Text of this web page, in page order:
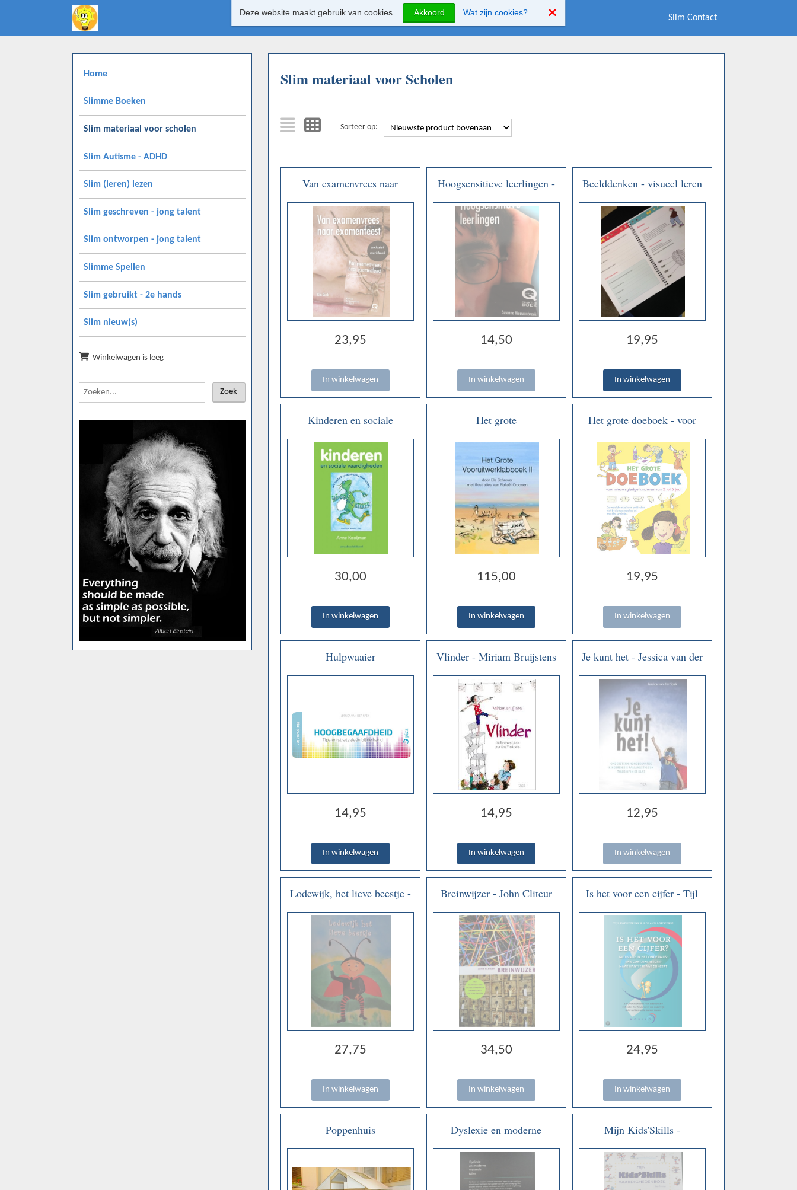
Slim Contact
Slim materiaal voor Scholen
Sorteer op:
Van examenvrees naar
examenfeest - Kim Oonk -
boek incl werkboek
23,95
Hoogsensitieve leerlingen -
Susanne Nieuwenbroek
14,50
Beelddenken - visueel leren
en werken - Marion van de
Coolwijk
19,95
Kinderen en sociale
vaardigheden - Anne
Kooijman met kwartetspel
30,00
Het grote
Vooruitwerklabboek - deel2 -
115,00
Het grote doeboek - voor
nieuwsgierige kinderen van
2-6 jaar
19,95
Hulpwaaier
Hoogbegaafdheid - tips en
14,95
Vlinder - Miriam Bruijstens
14,95
Je kunt het - Jessica van der
Spek
12,95
Lodewijk, het lieve beestje -
Lidy Sibon
27,75
Breinwijzer - John Cliteur
34,50
Is het voor een cijfer - Tijl
Koenderink & Roland
Louwerse
24,95
Poppenhuis
Dyslexie en moderne
vreemde talen - Wim Tops &
Gitte Boons
Mijn Kids'Skills -
vaardighedenboek - Ben
Furman
Home
Slimme Boeken
Slim materiaal voor scholen
Slim Autisme - ADHD
Slim (leren) lezen
Slim geschreven - jong talent
Slim ontworpen - jong talent
Slimme Spellen
Slim gebruikt - 2e hands
Slim nieuw(s)
Winkelwagen is leeg
Deze website maakt gebruik van cookies. Akkoord Wat zijn cookies?